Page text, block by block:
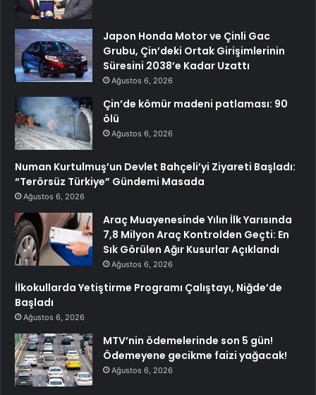
Japon Honda Motor ve Çinli Gac
Grubu, Çin’deki Ortak Girişimlerinin
Süresini 2038’e Kadar Uzattı
Ağustos 6, 2026
Çin’de kömür madeni patlaması: 90
ölü
Ağustos 6, 2026
Numan Kurtulmuş’un Devlet Bahçeli’yi Ziyareti Başladı:
“Terörsüz Türkiye” Gündemi Masada
Ağustos 6, 2026
Araç Muayenesinde Yılın İlk Yarısında
7,8 Milyon Araç Kontrolden Geçti: En
Sık Görülen Ağır Kusurlar Açıklandı
Ağustos 6, 2026
İlkokullarda Yetiştirme Programı Çalıştayı, Niğde’de
Başladı
Ağustos 6, 2026
MTV’nin ödemelerinde son 5 gün!
Ödemeyene gecikme faizi yağacak!
Ağustos 6, 2026